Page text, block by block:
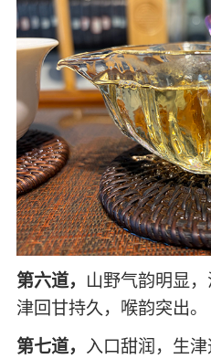
第六道， 山野气韵明显
津回甘持久，喉韵突出。
第七道， 入口甜润，生